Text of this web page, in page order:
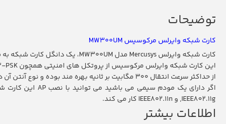
توضیحات
کارت شبکه وایرلس مرکوسیس MW300UM
کارت شبکه وایرلس Mercusys مدل MW300UM، یک دانگل کارت شبکه به صورت بی سیم است که از طریق پورت USB 2.0 به دستگاه لپ تاپ یا PC شما متصل می شود.
از حداکثر سرعت انتقال 300 مگابیت بر ثانیه بهره مند بوده و نوع آنتن آن داخلی می باشد.
,IEEE802.11g و IEEE802.11n کار می کند.
اطلاعات بیشتر